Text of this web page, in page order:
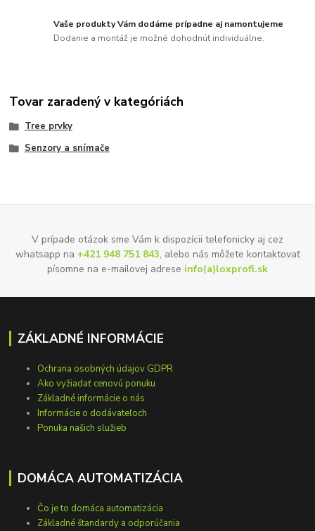
Vaše produkty Vám dodáme prípadne aj namontujeme
Dodanie a montáž je možné dohodnúť individuálne.
Tovar zaradený v kategóriách
Tree prvky
Senzory a snímače
V prípade otázok sme Vám k dispozícii telefonicky aj cez
whatsapp na +421 948 751 843, alebo nás môžete kontaktovať
písomne na e-mailovej adrese info(a)loxprofi.sk
ZÁKLADNÉ INFORMÁCIE
Ochrana osobných údajov GDPR
Ako vyžiadať cenovú ponuku
Základné informácie o nás
Informácie o dodávateľoch
Ponuka našich služieb
DOMÁCA AUTOMATIZÁCIA
Čo je to domáca automatizácia
Základné štandardy a odporúčania